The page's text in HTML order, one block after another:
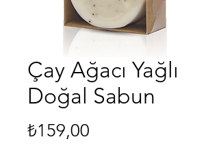
Çay Ağacı Yağlı
Doğal Sabun
₺159,00